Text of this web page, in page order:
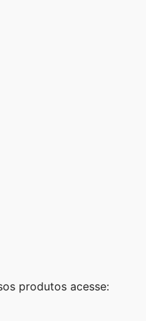
produtos acesse: